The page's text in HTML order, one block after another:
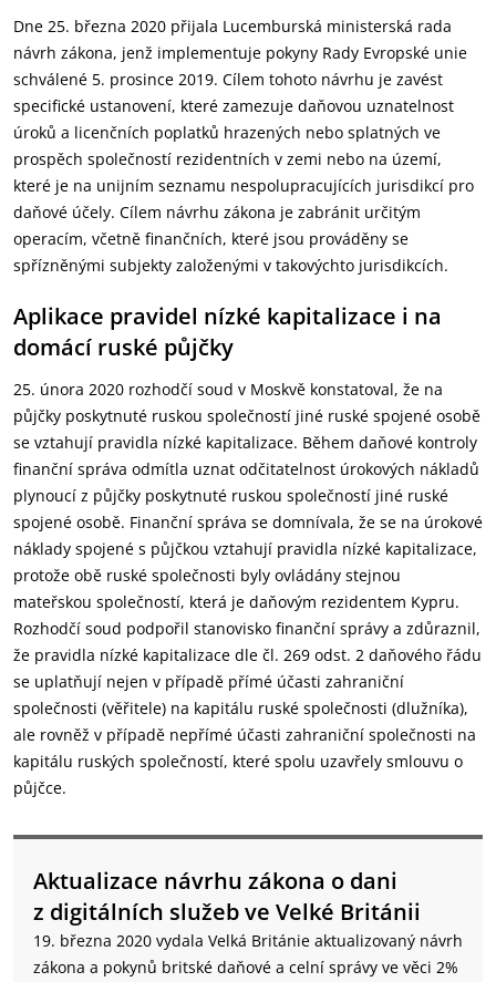
Dne 25. března 2020 přijala Lucemburská ministerská rada
návrh zákona, jenž implementuje pokyny Rady Evropské unie
schválené 5. prosince 2019. Cílem tohoto návrhu je zavést
specifické ustanovení, které zamezuje daňovou uznatelnost
úroků a licenčních poplatků hrazených nebo splatných ve
prospěch společností rezidentních v zemi nebo na území,
které je na unijním seznamu nespolupracujících jurisdikcí pro
daňové účely. Cílem návrhu zákona je zabránit určitým
operacím, včetně finančních, které jsou prováděny se
spřízněnými subjekty založenými v takovýchto jurisdikcích.
Aplikace pravidel nízké kapitalizace i na
domácí ruské půjčky
25. února 2020 rozhodčí soud v Moskvě konstatoval, že na
půjčky poskytnuté ruskou společností jiné ruské spojené osobě
se vztahují pravidla nízké kapitalizace. Během daňové kontroly
finanční správa odmítla uznat odčitatelnost úrokových nákladů
plynoucí z půjčky poskytnuté ruskou společností jiné ruské
spojené osobě. Finanční správa se domnívala, že se na úrokové
náklady spojené s půjčkou vztahují pravidla nízké kapitalizace,
protože obě ruské společnosti byly ovládány stejnou
mateřskou společností, která je daňovým rezidentem Kypru.
Rozhodčí soud podpořil stanovisko finanční správy a zdůraznil,
že pravidla nízké kapitalizace dle čl. 269 odst. 2 daňového řádu
se uplatňují nejen v případě přímé účasti zahraniční
společnosti (věřitele) na kapitálu ruské společnosti (dlužníka),
ale rovněž v případě nepřímé účasti zahraniční společnosti na
kapitálu ruských společností, které spolu uzavřely smlouvu o
půjčce.
Aktualizace návrhu zákona o dani
z digitálních služeb ve Velké Británii
19. března 2020 vydala Velká Británie aktualizovaný návrh
zákona a pokynů britské daňové a celní správy ve věci 2%